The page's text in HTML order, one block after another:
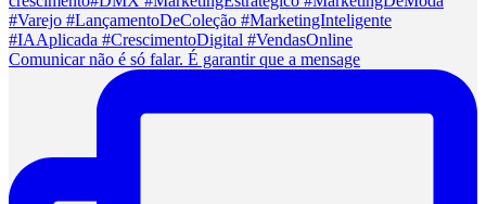
Comunicar não é só falar. É garantir que a mensage